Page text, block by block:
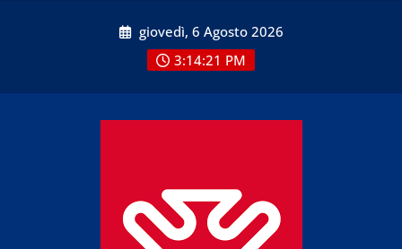
giovedì, 6 Agosto 2026
3:14:21 PM